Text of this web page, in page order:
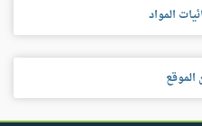
المواد